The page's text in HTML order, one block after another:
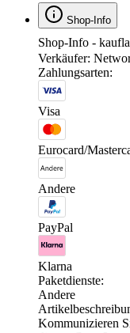
Shop-Info
Shop-Info -
Verkäufer:
Zahlungsarten:
Visa
Eurocard/
Andere
PayPal
Klarna
Paketdienste:
Andere
Kommunizieren